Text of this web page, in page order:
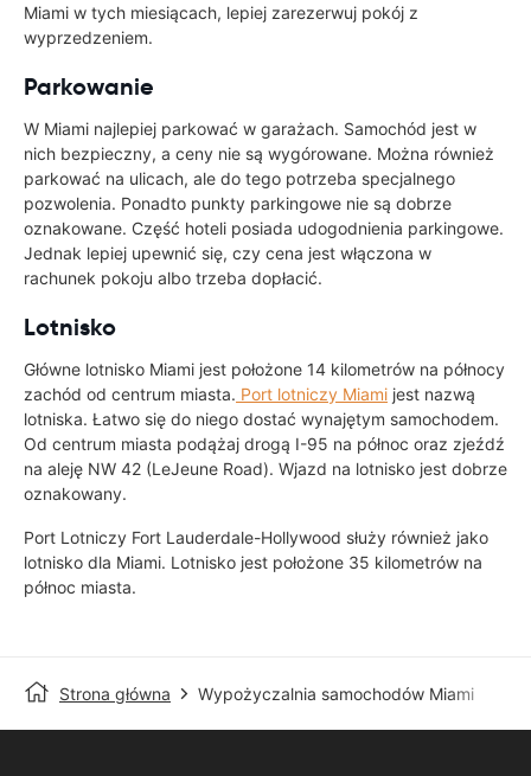
Miami w tych miesiącach, lepiej zarezerwuj pokój z
wyprzedzeniem.
Parkowanie
W Miami najlepiej parkować w garażach. Samochód jest w
nich bezpieczny, a ceny nie są wygórowane. Można również
parkować na ulicach, ale do tego potrzeba specjalnego
pozwolenia. Ponadto punkty parkingowe nie są dobrze
oznakowane. Część hoteli posiada udogodnienia parkingowe.
Jednak lepiej upewnić się, czy cena jest włączona w
rachunek pokoju albo trzeba dopłacić.
Lotnisko
Główne lotnisko Miami jest położone 14 kilometrów na północy
zachód od centrum miasta. Port lotniczy Miami jest nazwą
lotniska. Łatwo się do niego dostać wynajętym samochodem.
Od centrum miasta podążaj drogą I-95 na północ oraz zjeźdź
na aleję NW 42 (LeJeune Road). Wjazd na lotnisko jest dobrze
oznakowany.
Port Lotniczy Fort Lauderdale-Hollywood służy również jako
lotnisko dla Miami. Lotnisko jest położone 35 kilometrów na
północ miasta.
Strona główna Wypożyczalnia samochodów Miami